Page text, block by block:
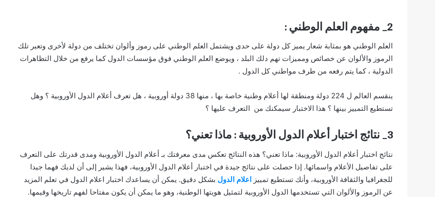
2_ مفهوم العلم الوطني :
العلم الوطني هو بمثابة شعار يميز كل دولة على حدى ويشتمل العلم الوطني على رموز وألوان تختلف من دولة لأخرى وتعبر تلك
الرموز والألوان عن خصائص ومميزات تهم دلك البلد ، ويوضع العلم الوطني فوق مؤسسات الدول كما يرفع من خلال التظاهرات
الدولية ، كما يتم رفعه من طرف مواطني كل الدول .
ينقسم العالم ل 224 دولة ومنطقة لها أعلام وطنية خاصة بها ، منها 38 دولة أوروبية ، هل تعرف أعلام الدول الأوروبية ؟ وهل
تستطيع التمييز بينها ؟ هذا الاختبار سيمكنك من التعرف عليها ؟
3_ نتائج اختبار أعلام الدول الأوروبية : ماذا تعني؟
نتائج اختبار أعلام الدول الأوروبية: ماذا تعني؟ هذه النتائج تعكس مدى معرفتك بـ أعلام الدول الأوروبية ومدى قدرتك على التعرف
على تفاصيل الأعلام واسمائها. إذا حصلت على نتائج جيدة في اختبار أعلام الدول الأوروبية، فهذا يشير إلى أن لديك فهما جيدا
للجغرافيا والثقافة الأوروبية، وأنك تستطيع تمييز اعلام الدول بشكل دقيق. يمكن أن يساعدك اختبار اعلام الدول في تعلم المزيد
عن الرموز والألوان التي تستخدمها الدول الأوروبية لتمثيل هويتها الوطنية، وهو ما يمكن أن يكون مفتاحا لفهم تاريخها وقيمها.